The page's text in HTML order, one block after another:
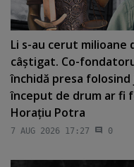
Li s-au cerut milioane
câştigat. Co-
închidă presa
început de drum ar fi
Horaţiu Potra
7 AUG 2026 17:27 0